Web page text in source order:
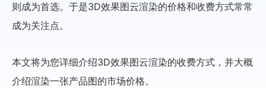
则成为首选。于是3D效果图云渲染的价格和收费方式常常
成为关注点。
本文将为您详细介绍3D效果图云渲染的收费方式，并大概
介绍渲染一张产品图的市场价格。